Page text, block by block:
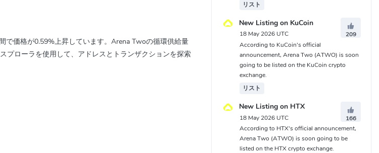
で価格が0.59%上昇しています。Arena Twoの循環供給量
プローラを使用して、アドレスとトランザクションを探索
リスト
New Listing on KuCoin
18 May 2026 UTC
209
According to KuCoin's official
announcement, Arena Two (ATWO) is soon
going to be listed on the KuCoin crypto
exchange.
リスト
New Listing on HTX
18 May 2026 UTC
166
According to HTX's official announcement,
Arena Two (ATWO) is soon going to be
listed on the HTX crypto exchange.